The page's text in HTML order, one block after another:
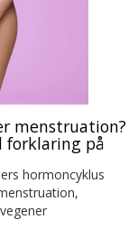
menstruation?
forklaring på
hormoncyklus